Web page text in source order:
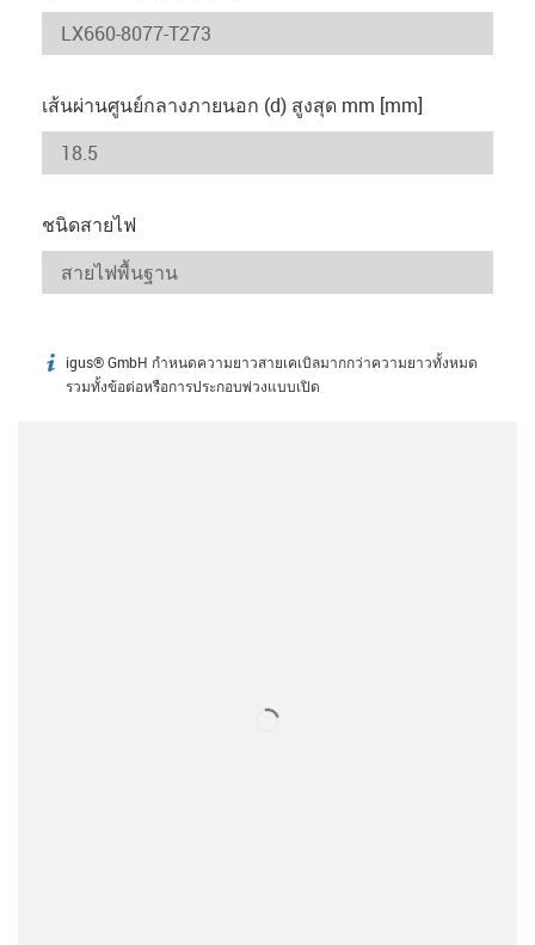
เส้นผ่านศูนย์กลางภายนอก (d) สูงสุด mm [mm]
ชนิดสายไฟ
igus-icon-info
igus® GmbH กำหนดความยาวสายเคเบิลมากกว่าความยาวทั้งหมด
รวมทั้งข้อต่อหรือการประกอบพ่วงแบบเปิด